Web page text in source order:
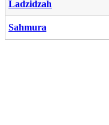
Ladzidzah
Sahmura